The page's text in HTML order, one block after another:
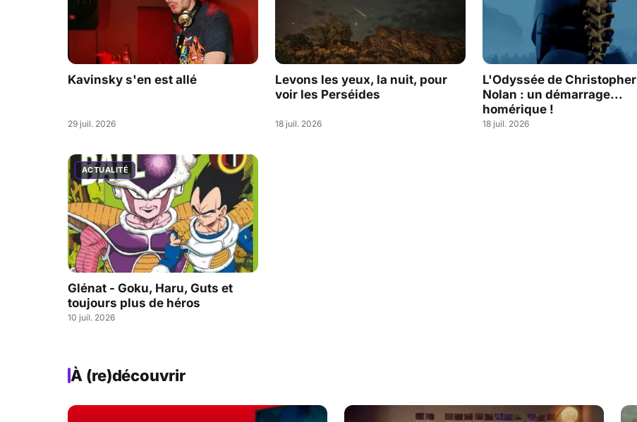
Kavinsky s'en est allé
29 juil. 2026
Levons les yeux, la nuit, pour
voir les Perséides
18 juil. 2026
L'Odyssée de Christopher
Nolan : un démarrage...
homérique !
18 juil. 2026
ACTUALITÉ
Glénat - Goku, Haru, Guts et
toujours plus de héros
10 juil. 2026
À (re)découvrir